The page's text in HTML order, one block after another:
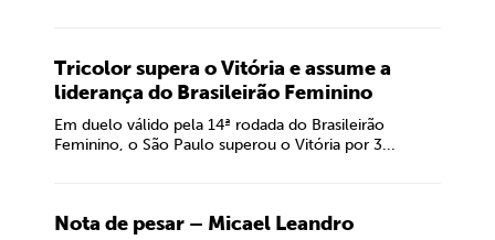
Tricolor supera o Vitória e assume a
liderança do Brasileirão Feminino
Em duelo válido pela 14ª rodada do Brasileirão
Feminino, o São Paulo superou o Vitória por 3...
Nota de pesar – Micael Leandro